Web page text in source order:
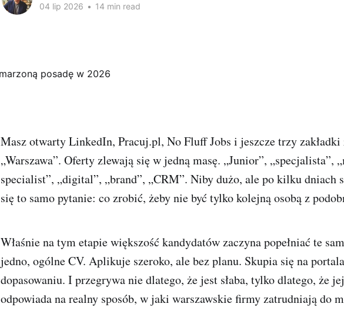
04 lip 2026 • 14 min read
Masz otwarty LinkedIn, Pracuj.pl, No Fluff Jobs i jeszcze trzy
„Warszawa”. Oferty zlewają się w jedną masę. „Junior”, „specjalista”,
specialist”, „digital”, „brand”, „CRM”. Niby dużo, ale po kilku dniach
się to samo pytanie: co zrobić, żeby nie być tylko kolejną osobą z
Właśnie na tym etapie większość kandydatów zaczyna popełniać te
jedno, ogólne CV. Aplikuje szeroko, ale bez planu. Skupia się na
dopasowaniu. I przegrywa nie dlatego, że jest słaba, tylko dlatego, że
odpowiada na realny sposób, w jaki warszawskie firmy zatrudniają do